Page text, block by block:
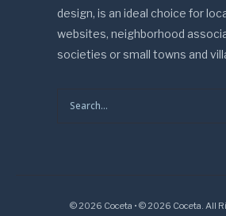
design, is an ideal choice for
websites, neighborhood
societies or small towns and
© 2026 Coceta • © 2026 Coceta. All